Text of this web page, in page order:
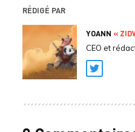
RÉDIGÉ PAR
YOANN «
CEO et
Twitter